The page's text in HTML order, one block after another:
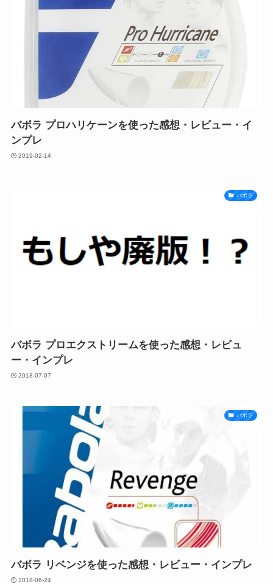
バボラ プロハリケーンを使った感想・レビュー・イ
ンプレ
2019-02-14
バボラ
バボラ プロエクストリームを使った感想・レビュ
ー・インプレ
2018-07-07
バボラ
バボラ リベンジを使った感想・レビュー・インプレ
2018-06-24